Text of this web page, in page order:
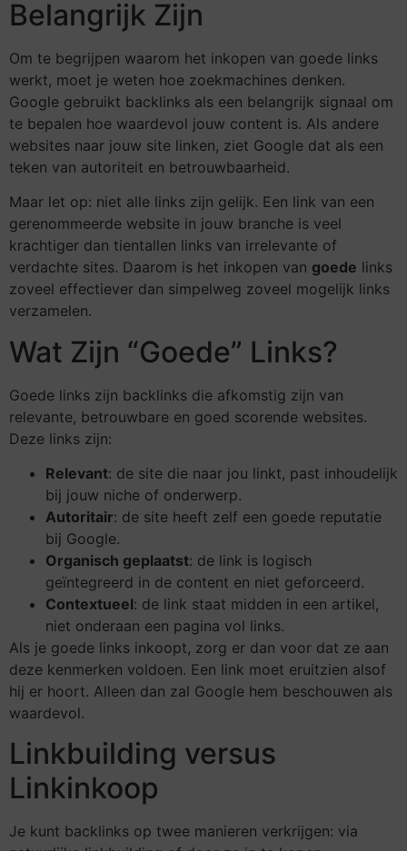
Belangrijk Zijn
Om te begrijpen waarom het inkopen van goede links
werkt, moet je weten hoe zoekmachines denken.
Google gebruikt backlinks als een belangrijk signaal om
te bepalen hoe waardevol jouw content is. Als andere
websites naar jouw site linken, ziet Google dat als een
teken van autoriteit en betrouwbaarheid.
Maar let op: niet alle links zijn gelijk. Een link van een
gerenommeerde website in jouw branche is veel
krachtiger dan tientallen links van irrelevante of
verdachte sites. Daarom is het inkopen van goede links
zoveel effectiever dan simpelweg zoveel mogelijk links
verzamelen.
Wat Zijn “Goede” Links?
Goede links zijn backlinks die afkomstig zijn van
relevante, betrouwbare en goed scorende websites.
Deze links zijn:
Relevant: de site die naar jou linkt, past inhoudelijk
bij jouw niche of onderwerp.
Autoritair: de site heeft zelf een goede reputatie
bij Google.
Organisch geplaatst: de link is logisch
geïntegreerd in de content en niet geforceerd.
Contextueel: de link staat midden in een artikel,
niet onderaan een pagina vol links.
Als je goede links inkoopt, zorg er dan voor dat ze aan
deze kenmerken voldoen. Een link moet eruitzien alsof
hij er hoort. Alleen dan zal Google hem beschouwen als
waardevol.
Linkbuilding versus
Linkinkoop
Je kunt backlinks op twee manieren verkrijgen: via